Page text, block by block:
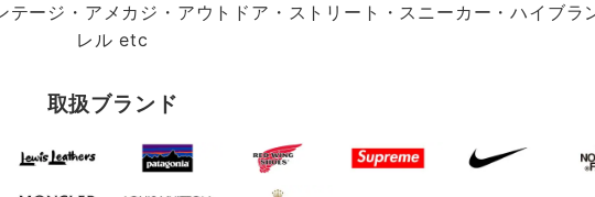
ージ・アメカジ・アウトドア・ストリート・スニーカー・ハイブラ
レル etc
取扱ブランド